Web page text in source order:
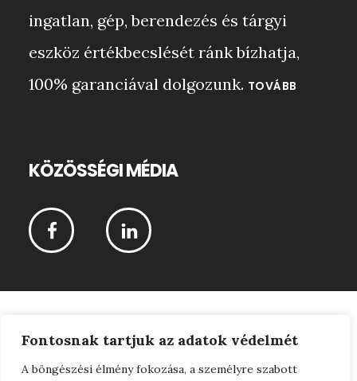
Fontosnak tartjuk az adatok védelmét
A böngészési élmény fokozása, a személyre szabott
ingatlan, gép, berendezés és tárgyi
eszköz értékbecslését ránk bízhatja,
100% garanciával dolgozunk. TOVÁBB
KÖZÖSSÉGI MÉDIA
CPR-Vagyonértékelő Kft © 2026 ·
Adatkezelési tájékoztató